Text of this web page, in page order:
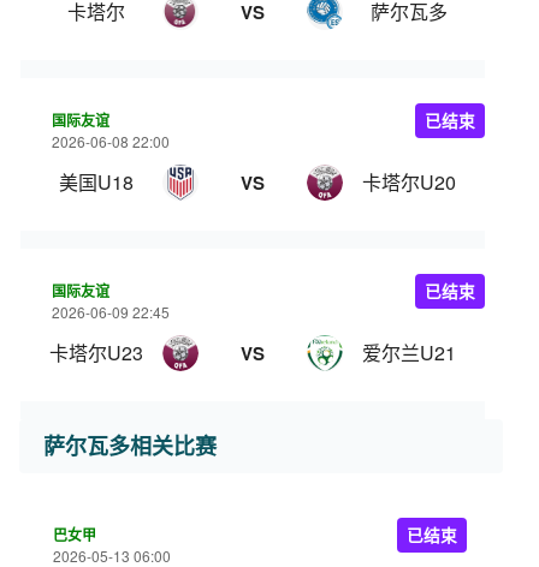
卡塔尔 VS 萨尔瓦多
国际友谊
2026-06-08 22:00
美国U18 VS 卡塔尔U20
已结束
国际友谊
2026-06-09 22:45
卡塔尔U23 VS 爱尔兰U21
已结束
萨尔瓦多相关比赛
巴女甲
2026-05-13 06:00
已结束